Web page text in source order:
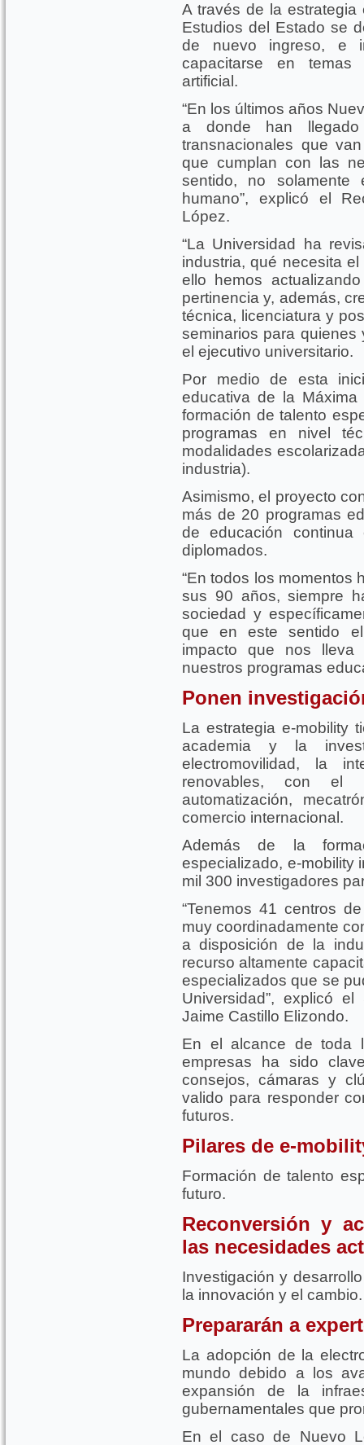
A través de la estrategia
Estudios del Estado se
de nuevo ingreso, e
capacitarse en temas
artificial.
“En los últimos años
a donde han llegado
transnacionales que
que cumplan con las
sentido, no solamente
humano”, explicó el
López.
“La Universidad ha
industria, qué necesita
ello hemos
pertinencia y, además,
técnica, licenciatura y
seminarios para quienes
el ejecutivo universitario.
Por medio de esta
educativa de la
formación de talento
programas en nivel
modalidades
industria).
Asimismo, el proyecto
más de 20 programas
de educación
diplomados.
“En todos los momentos
sus 90 años, siempre
sociedad y
que en este sentido
impacto que nos lleva
nuestros programas
Ponen
La estrategia e-mobility
academia y la
electromovilidad, la
renovables, con el
automatización,
comercio internacional.
Además de la
especializado, e-mobility
mil 300 investigadores
“Tenemos 41 centros
muy coordinadamente
a disposición de la
recurso altamente
especializados que se
Universidad”, explicó
Jaime Castillo Elizondo.
En el alcance de toda
empresas ha sido
consejos, cámaras y
valido para responder
futuros.
Pilares de e-
Formación de talento
futuro.
Reconversión y
las necesidades
Investigación y
la innovación y el cambio.
Prepararán a
La adopción de la
mundo debido a los
expansión de la
gubernamentales que
En el caso de Nuevo